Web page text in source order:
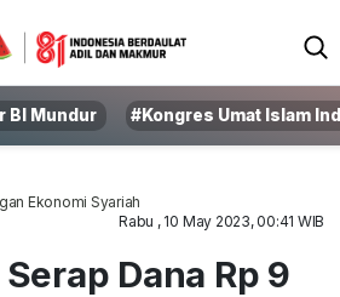
BI Mundur #Kongres Umat Islam
Ekonomi Syariah
Rabu , 10 May 2023, 00:41 WIB
Dana Rp 9